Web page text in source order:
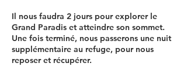
Il nous faudra 2 jours pour explorer le
Grand Paradis et atteindre son sommet.
Une fois terminé, nous passerons une nuit
supplémentaire au refuge, pour nous
reposer et récupérer.